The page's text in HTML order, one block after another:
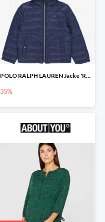
POLO RALPH LAUREN Jacke 'REVERSE' w kolorze granatowym
35%